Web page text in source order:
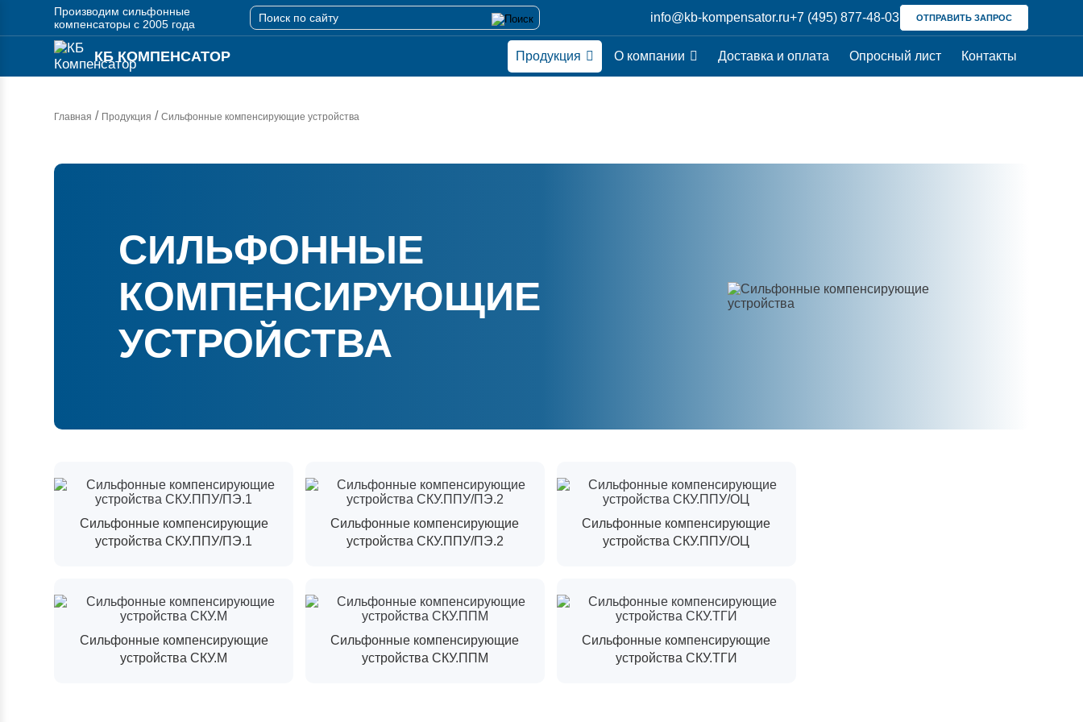
Производим сильфонные
компенсаторы с 2005 года
info@kb-kompensator.ru+7 (495) 877-48-03 ОТПРАВИТЬ ЗАПРОС
КБ КОМПЕНСАТОР Продукция О компании Доставка и оплата Опросный лист Контакты
Главная / Продукция /Сильфонные компенсирующие устройства
СИЛЬФОННЫЕ
КОМПЕНСИРУЮЩИЕ
УСТРОЙСТВА
Cильфонные компенсирующие
устройства СКУ.ППУ/ПЭ.1
Cильфонные компенсирующие
устройства СКУ.ППУ/ПЭ.2
Сильфонные компенсирующие
устройства СКУ.ППУ/ОЦ
Сильфонные компенсирующие
устройства СКУ.М
Сильфонные компенсирующие
устройства СКУ.ППМ
Сильфонные компенсирующие
устройства СКУ.ТГИ